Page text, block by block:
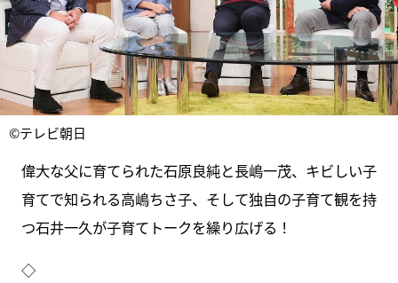
©テレビ朝日
偉大な父に育てられた石原良純と長嶋一茂、キビしい子
育てで知られる高嶋ちさ子、そして独自の子育て観を持
つ石井一久が子育てトークを繰り広げる！
◇